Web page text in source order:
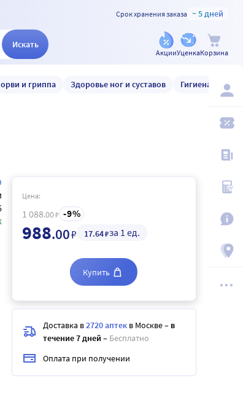
Срок хранения заказа ~ 5 дней
Искать
АкцииУценкаКорзина
и гриппа Здоровье ног и суставов Гигиена и уход
Цена:
1 088.00₽ 9
988.00₽ 17.64₽за 1 ед.
Купить
Доставка в2720 аптек в Москве– в
течение 7 дней – Бесплатно
Оплата при получении